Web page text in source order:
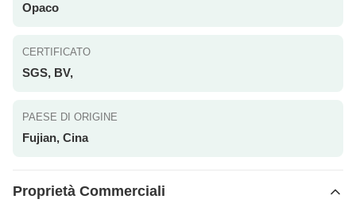
Opaco
CERTIFICATO
SGS, BV,
PAESE DI ORIGINE
Fujian, Cina
Proprietà Commerciali